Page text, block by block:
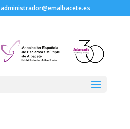
administrador@emalbacete.es